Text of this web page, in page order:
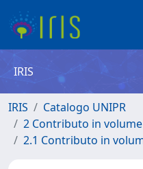
IRIS
IRIS
Catalogo UNIPR
2 Contributo in
2.1 Contributo in